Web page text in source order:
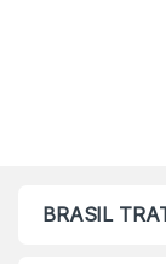
BRASIL